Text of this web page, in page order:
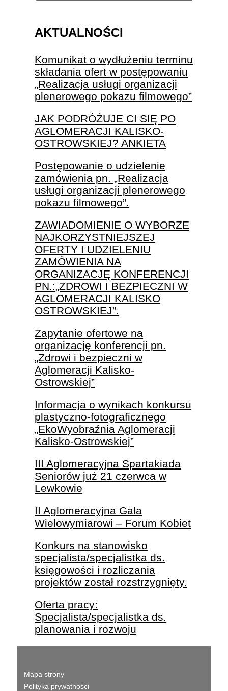
AKTUALNOŚCI
Komunikat o wydłużeniu terminu
składania ofert w postępowaniu
„Realizacja usługi organizacji
plenerowego pokazu filmowego”
JAK PODRÓŻUJE CI SIĘ PO
AGLOMERACJI KALISKO-
OSTROWSKIEJ? ANKIETA
Postępowanie o udzielenie
zamówienia pn. „Realizacja
usługi organizacji plenerowego
pokazu filmowego”.
ZAWIADOMIENIE O WYBORZE
NAJKORZYSTNIEJSZEJ
OFERTY I UDZIELENIU
ZAMÓWIENIA NA
ORGANIZACJĘ KONFERENCJI
PN.:„ZDROWI I BEZPIECZNI W
AGLOMERACJI KALISKO
OSTROWSKIEJ”.
Zapytanie ofertowe na
organizację konferencji pn.
„Zdrowi i bezpieczni w
Aglomeracji Kalisko-
Ostrowskiej”
Informacja o wynikach konkursu
plastyczno-fotograficznego
„EkoWyobraźnia Aglomeracji
Kalisko-Ostrowskiej”
III Aglomeracyjna Spartakiada
Seniorów już 21 czerwca w
Lewkowie
II Aglomeracyjna Gala
Wielowymiarowi – Forum Kobiet
Konkurs na stanowisko
specjalista/specjalistka ds.
księgowości i rozliczania
projektów został rozstrzygnięty.
Oferta pracy:
Specjalista/specjalistka ds.
planowania i rozwoju
Mapa strony
Polityka prywatności